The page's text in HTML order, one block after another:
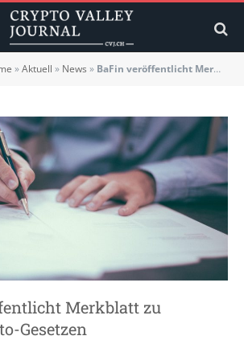
»Aktuell » News » BaFin veröffentlicht Merkblatt zu neuen Krypto-Gesetzen
Merkblatt zu
Gesetzen